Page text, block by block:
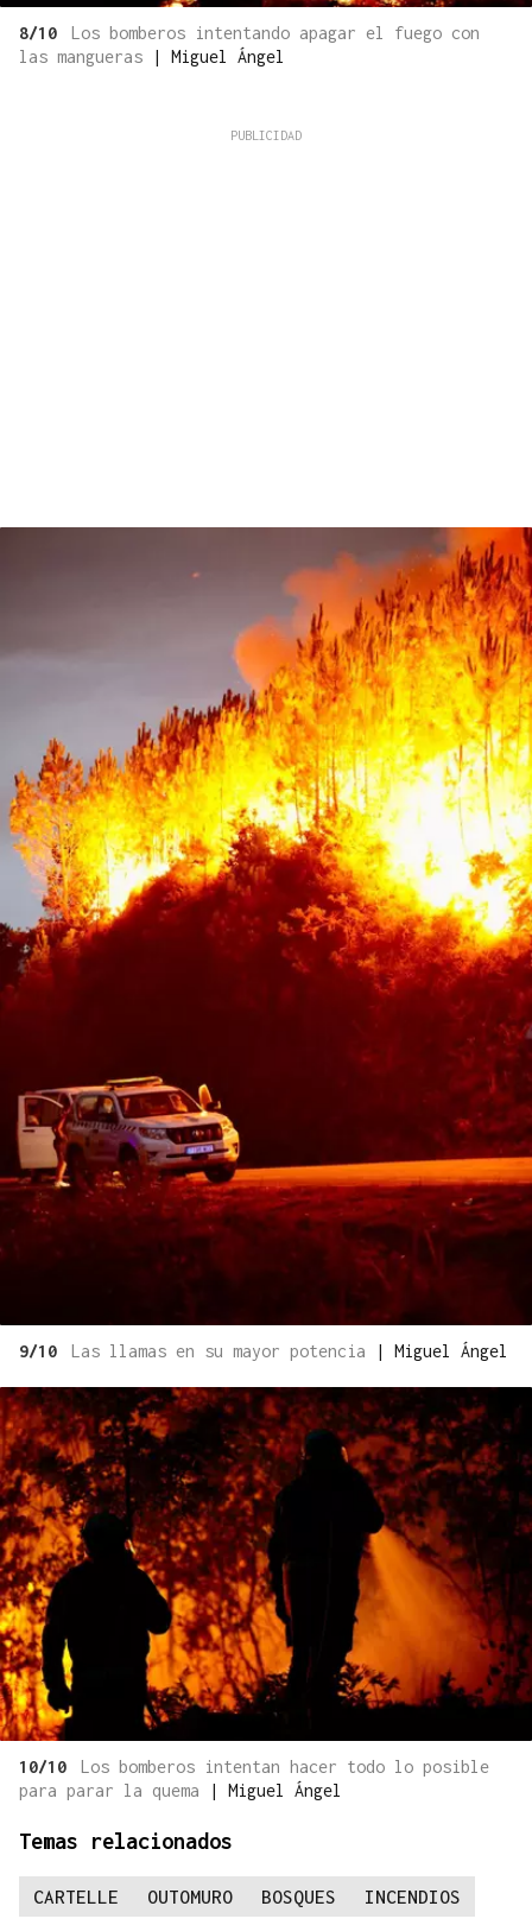
8/10
Los bomberos intentando apagar el fuego con
las mangueras
| Miguel Ángel
9/10 Las llamas en su mayor potencia | Miguel Ángel
10/10
Los bomberos intentan hacer todo lo posible
para parar la quema
| Miguel Ángel
Temas relacionados
CARTELLE OUTOMURO BOSQUES INCENDIOS